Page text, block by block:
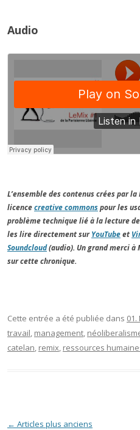
Audio
L’ensemble des contenus crées par
licencecreative commonspour les
problème technique lié à la lecture
les lire directement surYouTubeet
Soundcloud(audio). Un grand merci à
sur cette chronique.
Cette entrée a été publiée dans 01.
travail, management,
catelan, remix, ressources
Navigation des articles
← Articles plus anciens